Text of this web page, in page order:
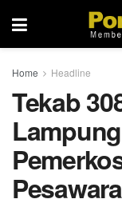
Home Headline
Tekab